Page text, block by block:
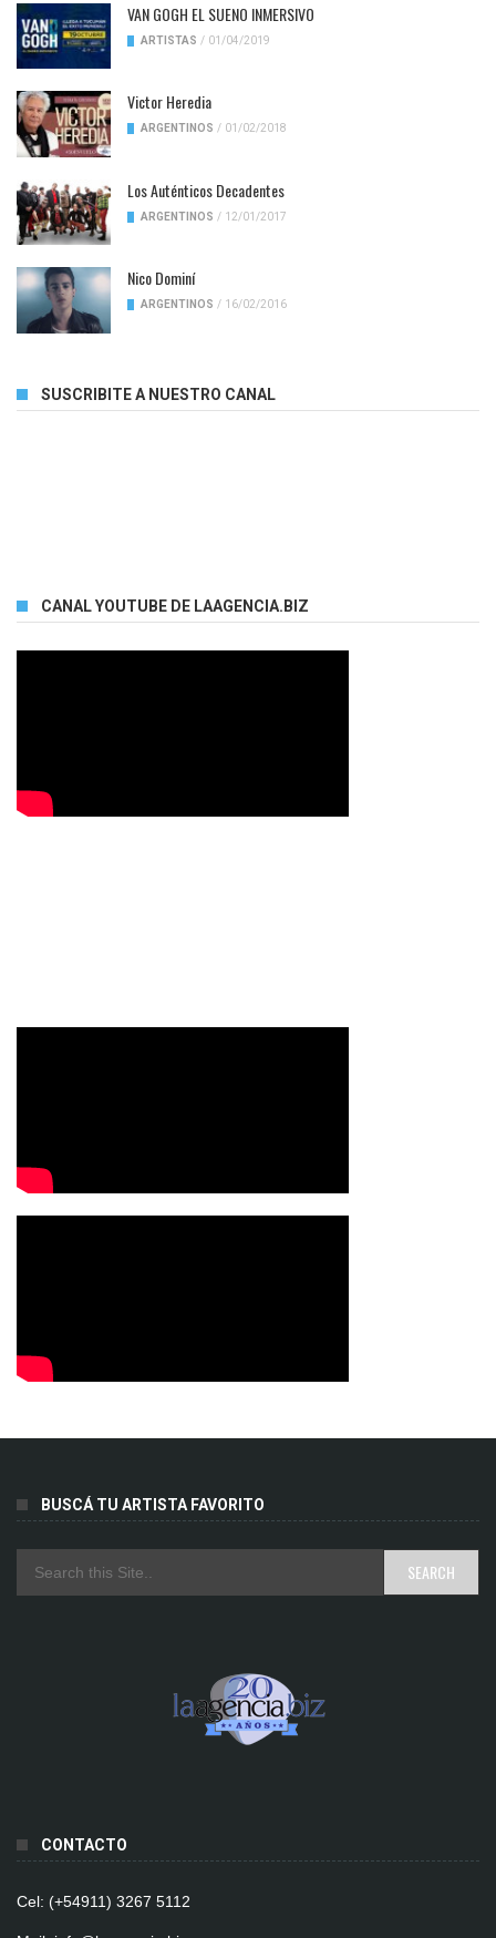
VAN GOGH EL SUENO INMERSIVO
ARTISTAS / 01/04/2019
Victor Heredia
ARGENTINOS / 01/02/2018
Los Auténticos Decadentes
ARGENTINOS / 12/01/2017
Nico Dominí
ARGENTINOS / 16/02/2016
SUSCRIBITE A NUESTRO CANAL
CANAL YOUTUBE DE LAAGENCIA.BIZ
BUSCÁ TU ARTISTA FAVORITO
CONTACTO
Cel: (+54911) 3267 5112